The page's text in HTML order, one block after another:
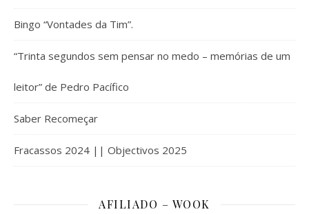
Bingo “Vontades da Tim”.
“Trinta segundos sem pensar no medo – memórias de um
leitor” de Pedro Pacífico
Saber Recomeçar
Fracassos 2024 || Objectivos 2025
AFILIADO – WOOK